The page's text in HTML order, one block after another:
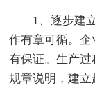
1、逐步建立
作有章可循。
有保证。生产
规章说明，建